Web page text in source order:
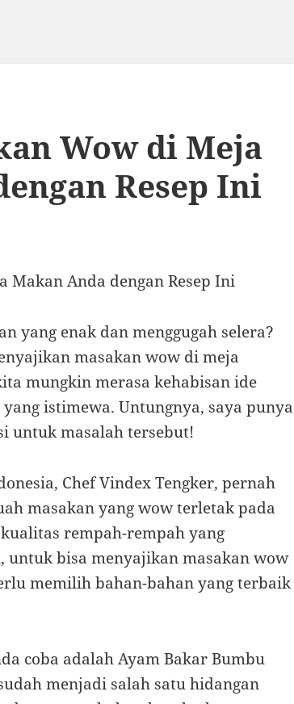
Wow di Meja
Resep Ini
Makan Anda dengan Resep Ini
yang enak dan menggugah selera?
masakan wow di meja
mungkin merasa kehabisan ide
istimewa. Untungnya, saya punya
untuk masalah tersebut!
Chef Vindex Tengker, pernah
masakan yang wow terletak pada
rempah-rempah yang
untuk bisa menyajikan masakan wow
memilih bahan-bahan yang terbaik
coba adalah Ayam Bakar Bumbu
menjadi salah satu hidangan